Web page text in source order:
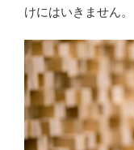
けにはいきません。